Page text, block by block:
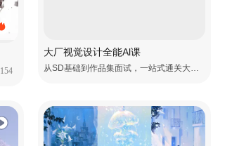
154
大厂视觉设计全能Al课
从SD基础到作品集面试，一站式通关大厂视觉岗